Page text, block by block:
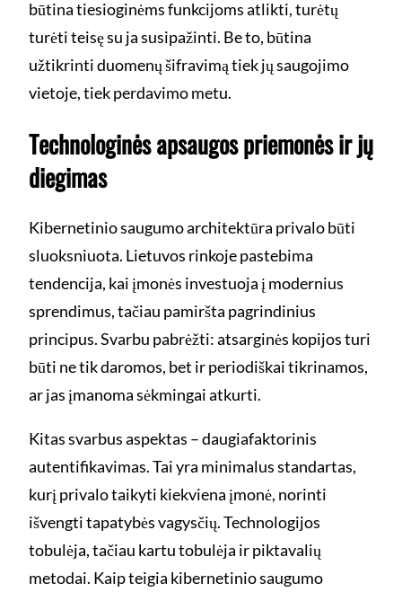
būtina tiesioginėms funkcijoms atlikti, turėtų
turėti teisę su ja susipažinti. Be to, būtina
užtikrinti duomenų šifravimą tiek jų saugojimo
vietoje, tiek perdavimo metu.
Technologinės apsaugos priemonės ir jų
diegimas
Kibernetinio saugumo architektūra privalo būti
sluoksniuota. Lietuvos rinkoje pastebima
tendencija, kai įmonės investuoja į modernius
sprendimus, tačiau pamiršta pagrindinius
principus. Svarbu pabrėžti: atsarginės kopijos turi
būti ne tik daromos, bet ir periodiškai tikrinamos,
ar jas įmanoma sėkmingai atkurti.
Kitas svarbus aspektas – daugiafaktorinis
autentifikavimas. Tai yra minimalus standartas,
kurį privalo taikyti kiekviena įmonė, norinti
išvengti tapatybės vagysčių. Technologijos
tobulėja, tačiau kartu tobulėja ir piktavalių
metodai. Kaip teigia kibernetinio saugumo